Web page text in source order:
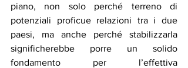
piano, non solo perché terreno di
potenziali proficue relazioni tra i due
paesi, ma anche perché stabilizzarla
significherebbe porre un solido
fondamento per l’effettiva